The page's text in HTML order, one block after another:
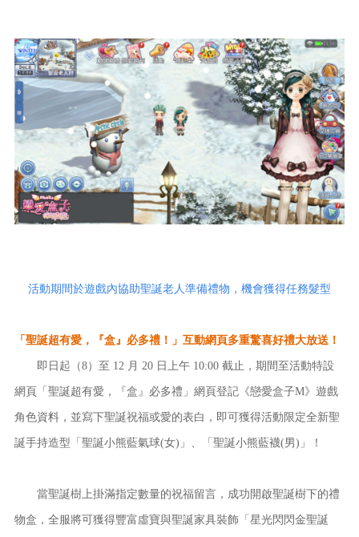
活動期間於遊戲內協助聖誕老人準備禮物，機會獲得任務髮型
「聖誕超有愛，『盒』必多禮！」互動網頁多重驚喜好禮大放送！
即日起（8）至 12 月 20 日上午 10:00 截止，期間至活動特設
網頁「聖誕超有愛，『盒』必多禮」網頁登記《戀愛盒子M》遊戲
角色資料，並寫下聖誕祝福或愛的表白，即可獲得活動限定全新聖
誕手持造型「聖誕小熊藍氣球(女)」、「聖誕小熊藍襪(男)」！
當聖誕樹上掛滿指定數量的祝福留言，成功開啟聖誕樹下的禮
物盒，全服將可獲得豐富虛寶與聖誕家具裝飾「星光閃閃金聖誕